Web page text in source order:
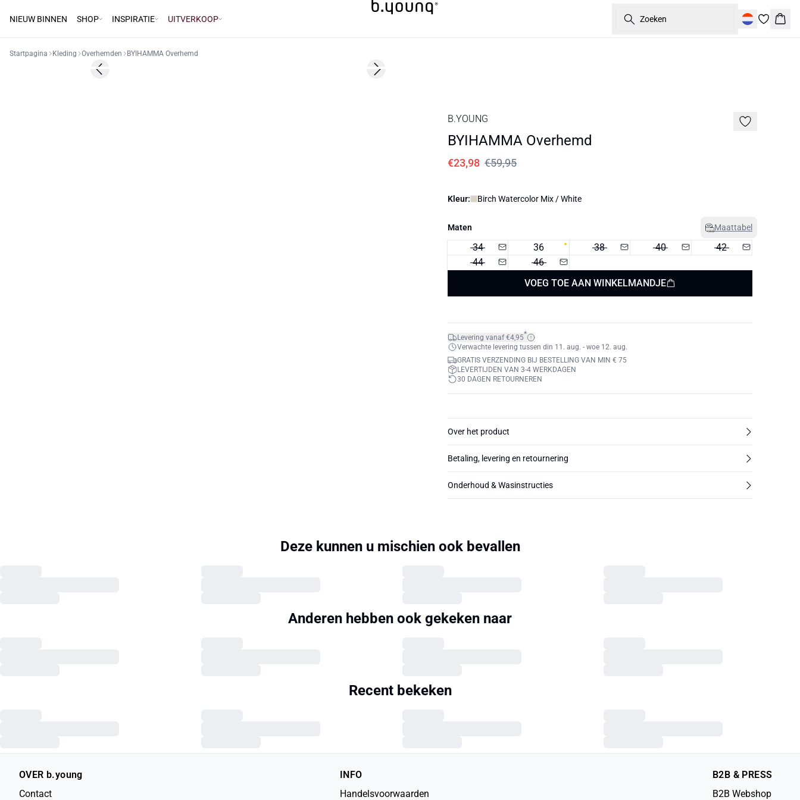
NIEUW BINNEN SHOP INSPIRATIE UITVERKOOP Zoeken
Startpagina Kleding Overhemden BYIHAMMA Overhemd
60%Previous slide Next slide
B.YOUNG
BYIHAMMA Overhemd
€23,98 €59,95
Kleur: Birch Watercolor Mix / White
Maten Maattabel
34 36 38 40
42
44
46
VOEG TOE AAN WINKELMANDJE
Levering vanaf €4,95*
Verwachte levering tussen din 11. aug. - woe 12. aug.
GRATIS VERZENDING BIJ BESTELLING VAN MIN € 75
LEVERTIJDEN VAN 3-4 WERKDAGEN
30 DAGEN RETOURNEREN
Over het product
Betaling, levering en retournering
Onderhoud & Wasinstructies
Deze kunnen u mischien ook bevallen
Anderen hebben ook gekeken naar
Recent bekeken
OVER b.young
Contact
INFO
Handelsvoorwaarden
B2B & PRESS
B2B Webshop